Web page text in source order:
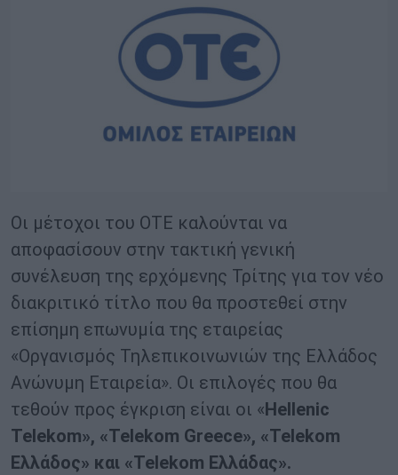
Οι μέτοχοι του ΟΤΕ καλούνται να
αποφασίσουν στην τακτική γενική
συνέλευση της ερχόμενης Τρίτης για τον νέο
διακριτικό τίτλο που θα προστεθεί στην
επίσημη επωνυμία της εταιρείας
«Οργανισμός Τηλεπικοινωνιών της Ελλάδος
Ανώνυμη Εταιρεία». Οι επιλογές που θα
τεθούν προς έγκριση είναι οι « Hellenic
Telekom», «Telekom Greece», «Telekom
Ελλάδος» και «Telekom Ελλάδας».